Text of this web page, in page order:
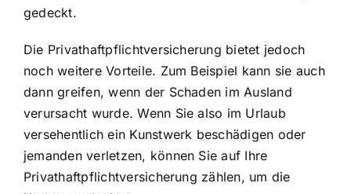
gedeckt.
Die Privathaftpflichtversicherung bietet jedoch
noch weitere Vorteile. Zum Beispiel kann sie auch
dann greifen, wenn der Schaden im Ausland
verursacht wurde. Wenn Sie also im Urlaub
versehentlich ein Kunstwerk beschädigen oder
jemanden verletzen, können Sie auf Ihre
Privathaftpflichtversicherung zählen, um die